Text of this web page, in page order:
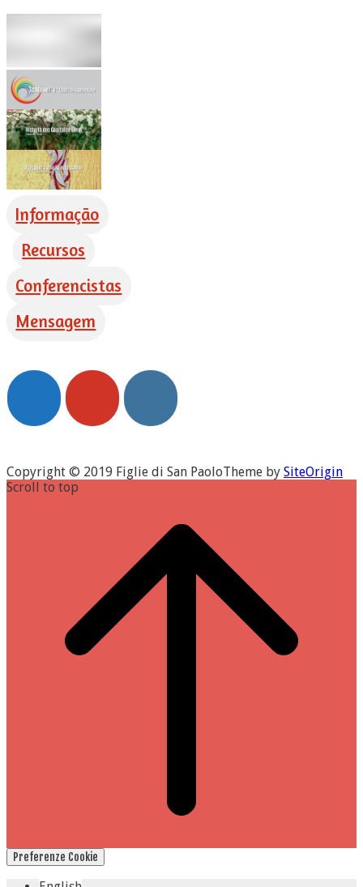
Informação
Recursos
Conferencistas
Mensagem
Copyright © 2019 Figlie di San PaoloTheme by SiteOrigin
Scroll to top
Preferenze Cookie